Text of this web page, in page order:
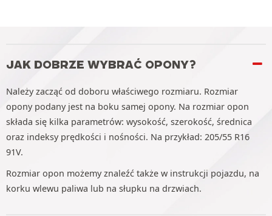
JAK DOBRZE WYBRAĆ OPONY?
Należy zacząć od doboru właściwego rozmiaru. Rozmiar
opony podany jest na boku samej opony. Na rozmiar opon
składa się kilka parametrów: wysokość, szerokość, średnica
oraz indeksy prędkości i nośności. Na przykład: 205/55 R16
91V.
Rozmiar opon możemy znaleźć także w instrukcji pojazdu, na
korku wlewu paliwa lub na słupku na drzwiach.